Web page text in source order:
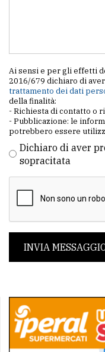
Ai sensi e per gli effetti
2016/679 dichiaro di
trattamento dei dati
della finalità:
- Richiesta di contatto o
- Pubblicazione: le
potrebbero essere
Dichiaro di aver
sopracitata
INVIA